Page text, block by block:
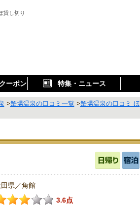
貸し切り
ーポン 特集・ニュース
>蟹場温泉の口コミ一覧 >蟹場温泉の口コミ ほ
県／角館
3.6点